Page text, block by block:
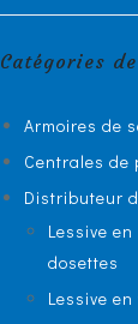
Catégories
Armoires de
Centrales de
Distributeur
Lessive
dosettes
Lessive en